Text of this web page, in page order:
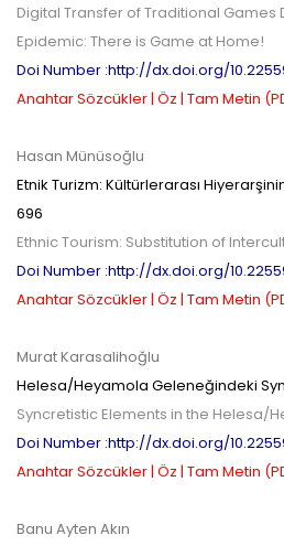
Digital Transfer of Traditional Games
Epidemic: There is Game at Home!
Doi Number :http://dx.doi.org/
Anahtar Sözcükler | Öz | Tam Metin
Hasan Münüsoğlu
Etnik Turizm: Kültürlerarası
696
Ethnic Tourism: Substitution of
Doi Number :http://dx.doi.org/
Anahtar Sözcükler | Öz | Tam Metin
Murat Karasalihoğlu
Helesa/Heyamola Geleneğindeki
Syncretistic Elements in the Helesa/
Doi Number :http://dx.doi.org/
Anahtar Sözcükler | Öz | Tam Metin
Banu Ayten Akın